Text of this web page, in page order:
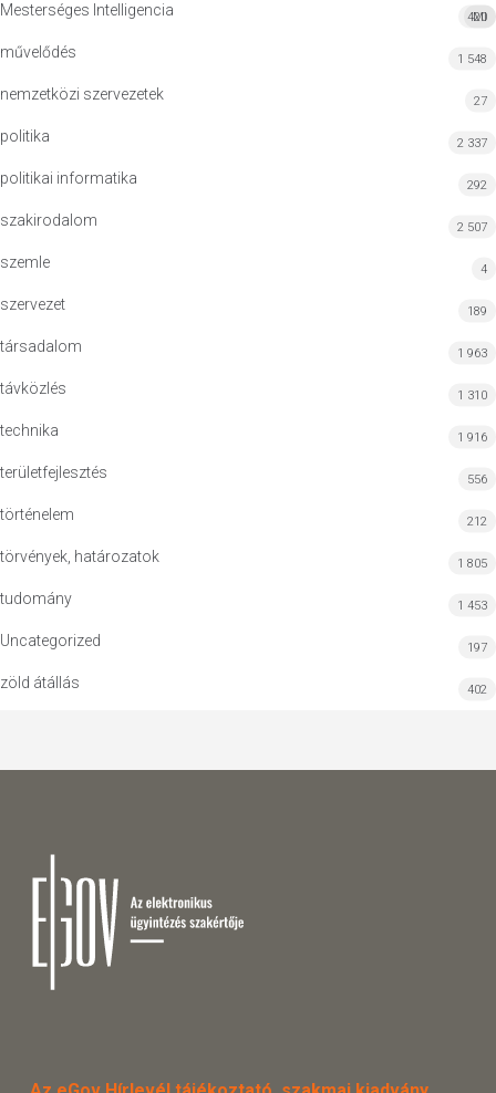
Mesterséges Intelligencia MI
420
művelődés 1 548
nemzetközi szervezetek 27
politika 2 337
politikai informatika 292
szakirodalom 2 507
szemle 4
szervezet 189
társadalom 1 963
távközlés 1 310
technika 1 916
területfejlesztés 556
történelem 212
törvények, határozatok 1 805
tudomány 1 453
Uncategorized 197
zöld átállás 402